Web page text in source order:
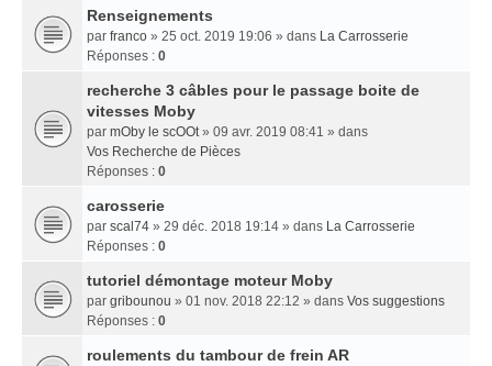
Renseignements
par franco » 25 oct. 2019 19:06 » dans La Carrosserie
Réponses : 0
recherche 3 câbles pour le passage boite de
vitesses Moby
par mOby le scOOt» 09 avr. 2019 08:41 » dans
Vos Recherche de Pièces
Réponses : 0
carosserie
par scal74 » 29 déc. 2018 19:14 » dans La Carrosserie
Réponses : 0
tutoriel démontage moteur Moby
par gribounou » 01 nov. 2018 22:12 » dans Vos suggestions
Réponses : 0
roulements du tambour de frein AR